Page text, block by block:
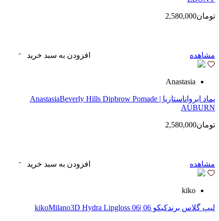
تومان2,580,000
مشاهده افزودن به سبد خرید
Anastasia
پماد ابرواناستازیا | AnastasiaBeverly Hills Dipbrow Pomade
AUBURN
تومان2,580,000
مشاهده افزودن به سبد خرید
kiko
لیپ گلاس‌ برندکیکو 06 |kikoMilano3D Hydra Lipgloss 06